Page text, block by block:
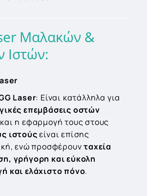
Μαλακών &
Ιστών:
Laser: Είναι κατάλληλα για
επεμβάσεις οστών
και η εφαρμογή τους στους
ιστούςείναι επίσης
ενώ προσφέρουνταχεία
γρήγορη και εύκολη
και ελάχιστο πόνο.